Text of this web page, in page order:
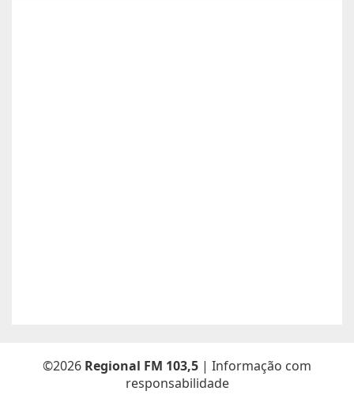
©2026 Regional FM 103,5 | Informação com
responsabilidade